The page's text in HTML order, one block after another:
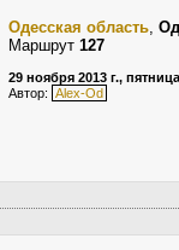
Одесская область,
Маршрут 127
29 ноября 2013 г., пятница
Автор: Alex-Od